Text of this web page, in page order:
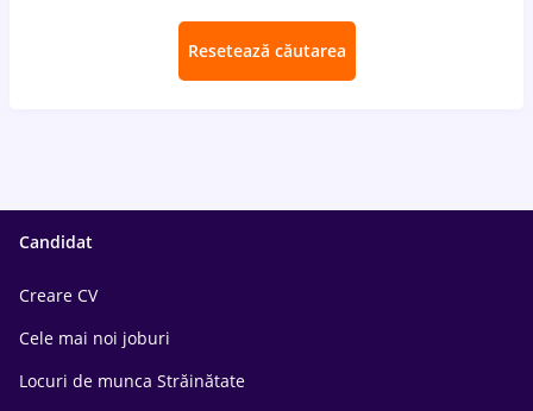
Resetează căutarea
Candidat
Creare CV
Cele mai noi joburi
Locuri de munca Străinătate